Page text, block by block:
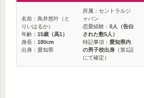
名前：鳥井悠叶（と
りいはるか）
年齢： 15歳（高1）
身長： 180cm
出身：愛知県
所属：セントラルジ
ャパン
恋愛経験： 0人（告白
された数5人）
特記事項： 愛知県内
の男子校出身 （第1話
にて確定）